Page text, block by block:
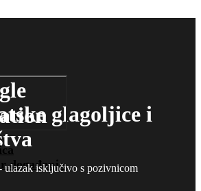
događanja
glagoljice i
ulazak isključivo s pozivnicom